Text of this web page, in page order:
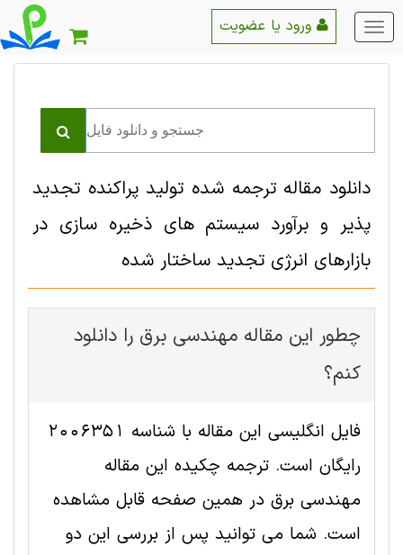
منو
اصلی
دانلود مقاله ترجمه شده تولید پراکنده تجدید
پذیر و برآورد سیستم های ذخیره سازی در
بازارهای انرژی تجدید ساختار شده
چطور این مقاله مهندسی برق را دانلود
کنم؟
فایل انگلیسی این مقاله با شناسه 2006351
رایگان است. ترجمه چکیده این مقاله
مهندسی برق در همین صفحه قابل مشاهده
است. شما می توانید پس از بررسی این دو